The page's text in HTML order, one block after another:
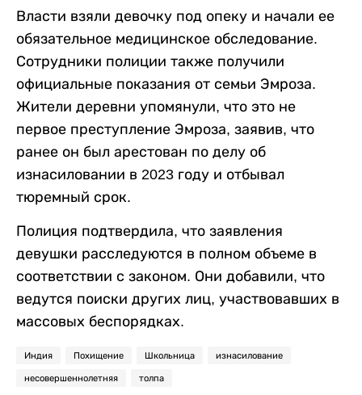
Власти взяли девочку под опеку и начали ее
обязательное медицинское обследование.
Сотрудники полиции также получили
официальные показания от семьи Эмроза.
Жители деревни упомянули, что это не
первое преступление Эмроза, заявив, что
ранее он был арестован по делу об
изнасиловании в 2023 году и отбывал
тюремный срок.
Полиция подтвердила, что заявления
девушки расследуются в полном объеме в
соответствии с законом. Они добавили, что
ведутся поиски других лиц, участвовавших в
массовых беспорядках.
Индия Похищение Школьница изнасилование
несовершеннолетняя толпа